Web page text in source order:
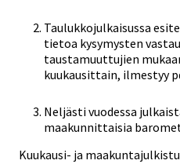
Taulukkojulkaisussa
tietoa kysymysten
taustamuuttujien
kuukausittain, ilmestyy
Neljästi vuodessa
maakunnittaisia
Kuukausi- ja